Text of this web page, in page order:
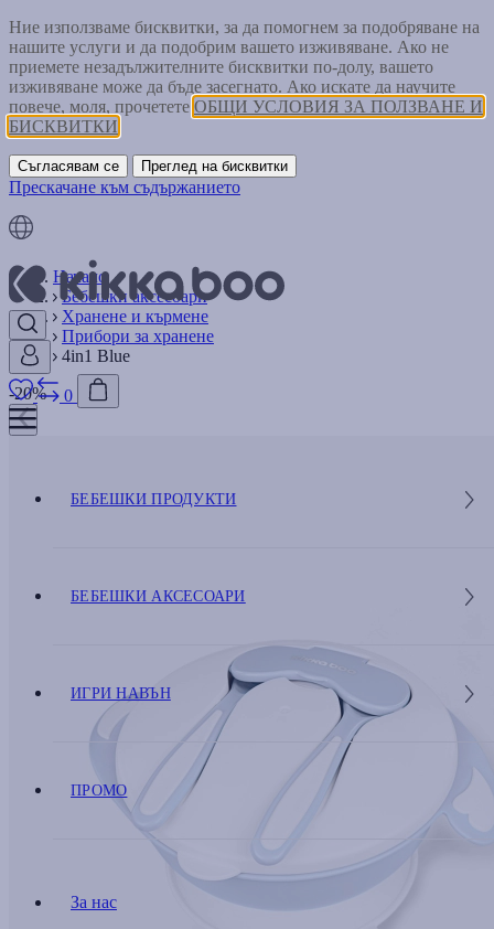
Ние използваме бисквитки, за да помогнем за подобряване на
нашите услуги и да подобрим вашето изживяване. Ако не
приемете незадължителните бисквитки по-долу, вашето
изживяване може да бъде засегнато. Ако искате да научите
повече, моля, прочетете ОБЩИ УСЛОВИЯ ЗА ПОЛЗВАНЕ И
БИСКВИТКИ
Съгласявам се Преглед на бисквитки
Прескачане към съдържанието
0
БЕБЕШКИ ПРОДУКТИ
БЕБЕШКИ АКСЕСОАРИ
ИГРИ НАВЪН
ПРОМО
За нас
Начало
Бебешки аксесоари
Хранене и кърмене
Прибори за хранене
4in1 Blue
-20%